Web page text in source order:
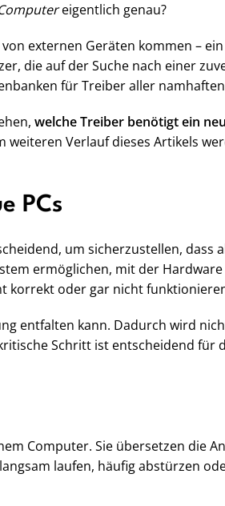
eigentlich genau?
externen Geräten kommen –
die auf der Suche nach einer
für Treiber aller
welche Treiber benötigt ein
Verlauf dieses Artikels
PCs
um sicherzustellen, dass
ermöglichen, mit der
korrekt oder gar nicht
entfalten kann. Dadurch wird
Schritt ist entscheidend
Computer. Sie übersetzen die
laufen, häufig abstürzen